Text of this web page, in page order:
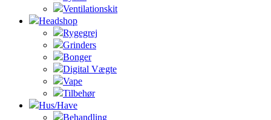
Ventilationskit
Headshop
Rygegrej
Grinders
Bonger
Digital Vægte
Vape
Tilbehør
Hus/Have
Behandling